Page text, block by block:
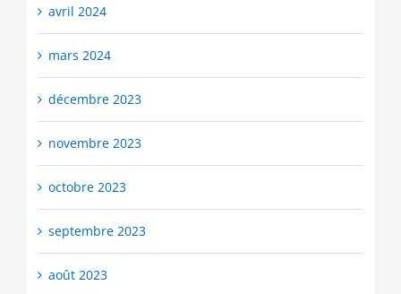
avril 2024
mars 2024
décembre 2023
novembre 2023
octobre 2023
septembre 2023
août 2023